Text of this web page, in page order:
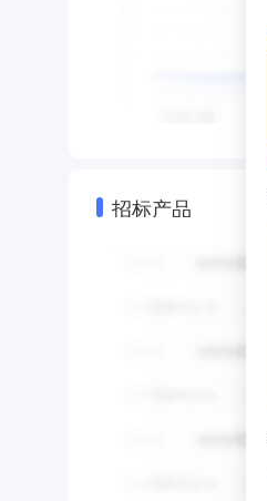
招标产品